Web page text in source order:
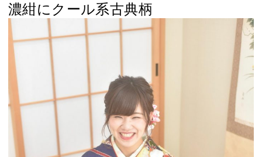
濃紺にクール系古典柄